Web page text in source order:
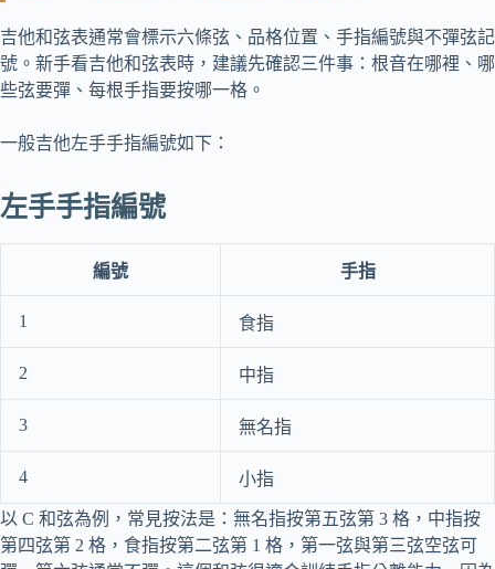
吉他和弦表通常會標示六條弦、品格位置、手指編號與不彈弦記
號。新手看吉他和弦表時，建議先確認三件事：根音在哪裡、哪
些弦要彈、每根手指要按哪一格。
一般吉他左手手指編號如下：
左手手指編號
編號 手指
1 食指
2 中指
3 無名指
4 小指
以 C 和弦為例，常見按法是：無名指按第五弦第 3 格，中指按
第四弦第 2 格，食指按第二弦第 1 格，第一弦與第三弦空弦可